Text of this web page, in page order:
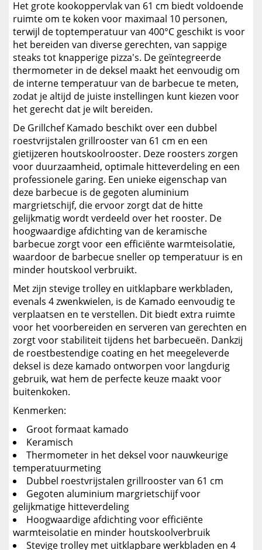
Het grote kookoppervlak van 61 cm biedt voldoende
ruimte om te koken voor maximaal 10 personen,
terwijl de toptemperatuur van 400°C geschikt is voor
het bereiden van diverse gerechten, van sappige
steaks tot knapperige pizza's. De geïntegreerde
thermometer in de deksel maakt het eenvoudig om
de interne temperatuur van de barbecue te meten,
zodat je altijd de juiste instellingen kunt kiezen voor
het gerecht dat je wilt bereiden.
De Grillchef Kamado beschikt over een dubbel
roestvrijstalen grillrooster van 61 cm en een
gietijzeren houtskoolrooster. Deze roosters zorgen
voor duurzaamheid, optimale hitteverdeling en een
professionele garing. Een unieke eigenschap van
deze barbecue is de gegoten aluminium
margrietschijf, die ervoor zorgt dat de hitte
gelijkmatig wordt verdeeld over het rooster. De
hoogwaardige afdichting van de keramische
barbecue zorgt voor een efficiënte warmteisolatie,
waardoor de barbecue sneller op temperatuur is en
minder houtskool verbruikt.
Met zijn stevige trolley en uitklapbare werkbladen,
evenals 4 zwenkwielen, is de Kamado eenvoudig te
verplaatsen en te verstellen. Dit biedt extra ruimte
voor het voorbereiden en serveren van gerechten en
zorgt voor stabiliteit tijdens het barbecueën. Dankzij
de roestbestendige coating en het meegeleverde
deksel is deze kamado ontworpen voor langdurig
gebruik, wat hem de perfecte keuze maakt voor
buitenkoken.
Kenmerken:
Groot formaat kamado
Keramisch
Thermometer in het deksel voor nauwkeurige
temperatuurmeting
Dubbel roestvrijstalen grillrooster van 61 cm
Gegoten aluminium margrietschijf voor
gelijkmatige hitteverdeling
Hoogwaardige afdichting voor efficiënte
warmteisolatie en minder houtskoolverbruik
Stevige trolley met uitklapbare werkbladen en 4